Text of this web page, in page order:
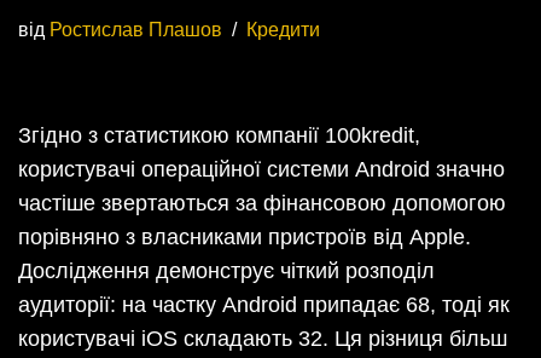
від Ростислав Плашов Кредити
Згідно з статистикою компанії 100kredit,
користувачі операційної системи Android значно
частіше звертаються за фінансовою допомогою
порівняно з власниками пристроїв від Apple.
Дослідження демонструє чіткий розподіл
аудиторії: на частку Android припадає 68, тоді як
користувачі iOS складають 32. Ця різниця більш